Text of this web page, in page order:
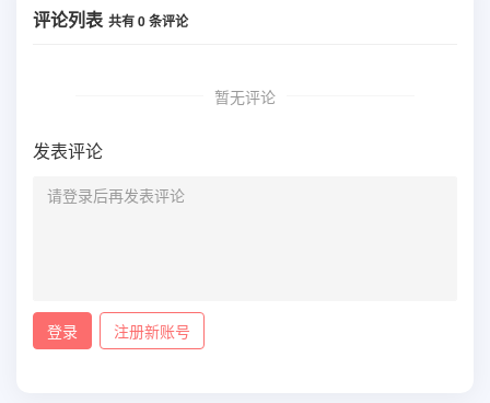
评论列表 共有0条评论
暂无评论
发表评论
登录 注册新账号